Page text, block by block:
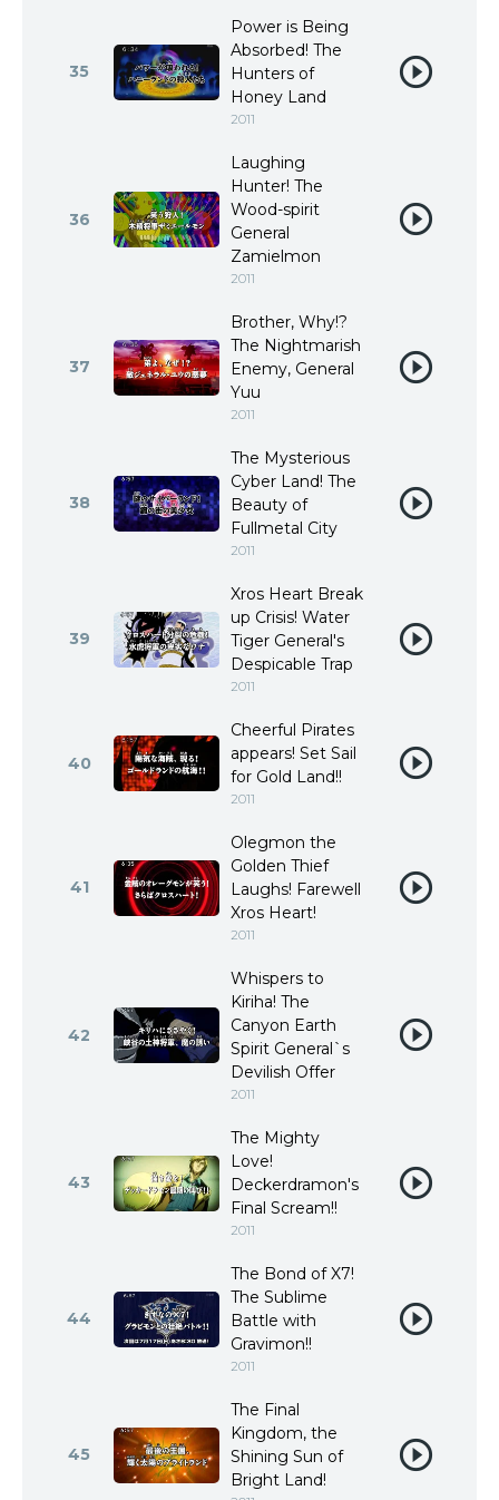
35
Power is Being
Absorbed! The
Hunters of
Honey Land
2011
36
Laughing
Hunter! The
Wood-spirit
General
Zamielmon
2011
37
Brother, Why!?
The Nightmarish
Enemy, General
Yuu
2011
38
The Mysterious
Cyber Land! The
Beauty of
Fullmetal City
2011
39
Xros Heart Break
up Crisis! Water
Tiger General's
Despicable Trap
2011
40
Cheerful Pirates
appears! Set Sail
for Gold Land!!
2011
41
Olegmon the
Golden Thief
Laughs! Farewell
Xros Heart!
2011
42
Whispers to
Kiriha! The
Canyon Earth
Spirit General`s
Devilish Offer
2011
43
The Mighty
Love!
Deckerdramon's
Final Scream!!
2011
44
The Bond of X7!
The Sublime
Battle with
Gravimon!!
2011
45
The Final
Kingdom, the
Shining Sun of
Bright Land!